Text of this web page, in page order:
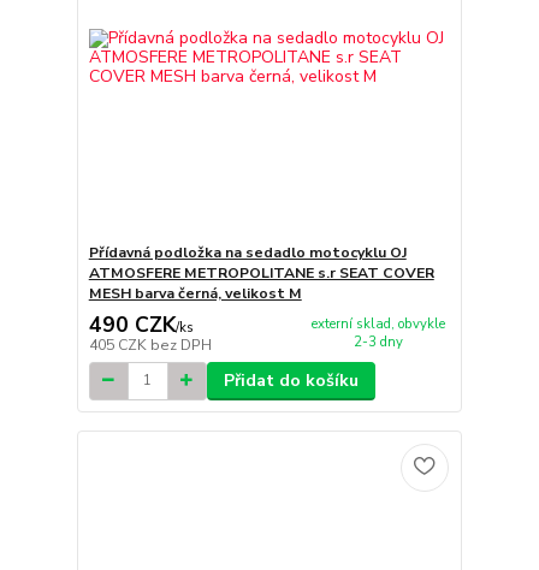
Přídavná podložka na sedadlo motocyklu OJ
ATMOSFERE METROPOLITANE s.r SEAT COVER
MESH barva černá, velikost M
490 CZK/ks
405 CZK bez DPH
externí sklad, obvykle
2-3 dny
Přidat do košíku